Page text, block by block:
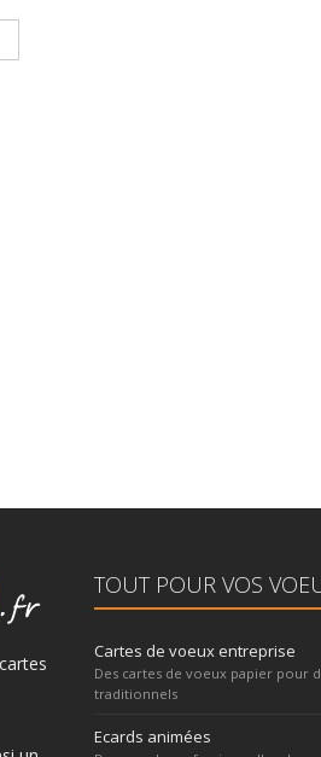
TOUT POUR VOS
Cartes de voeux entreprise
Des cartes de voeux papier pour
traditionnels
Ecards animées